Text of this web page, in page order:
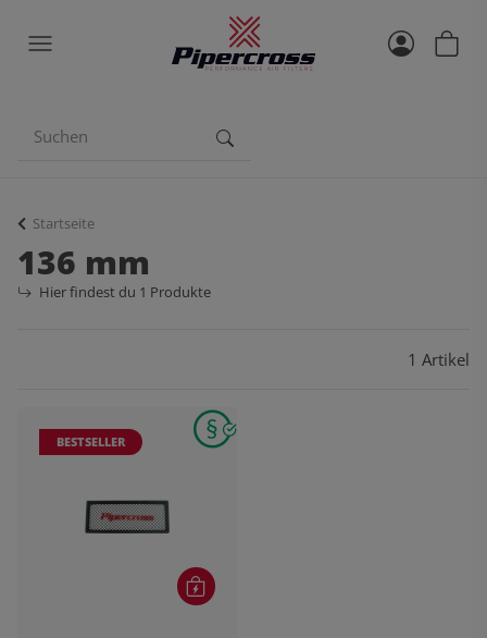
Startseite
136 mm
Hier findest du 1 Produkte
1 Artikel
BESTSELLER